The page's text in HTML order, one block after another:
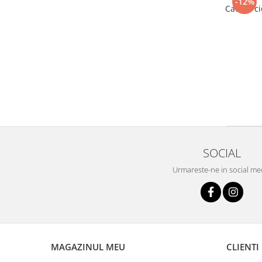
Cachet
SOCIAL
Urmareste-ne in social
MAGAZINUL MEU CLIENTI